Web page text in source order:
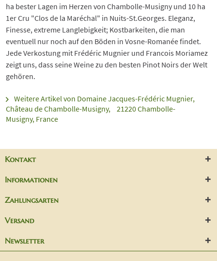
ha bester Lagen im Herzen von Chambolle-Musigny und 10 ha
1er Cru "Clos de la Maréchal" in Nuits-St.Georges. Eleganz,
Finesse, extreme Langlebigkeit; Kostbarkeiten, die man
eventuell nur noch auf den Böden in Vosne-Romanée findet.
Jede Verkostung mit Frédéric Mugnier und Francois Moriamez
zeigt uns, dass seine Weine zu den besten Pinot Noirs der Welt
gehören.
Weitere Artikel von Domaine Jacques-Frédéric Mugnier,
Château de Chambolle-Musigny, 21220 Chambolle-
Musigny, France
Kontakt
Informationen
Zahlungsarten
Versand
Newsletter